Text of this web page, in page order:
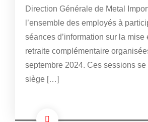
Direction Générale de Metal
l’ensemble des employés à
séances d’information sur la mise
retraite complémentaire
septembre 2024. Ces sessions se
siège […]